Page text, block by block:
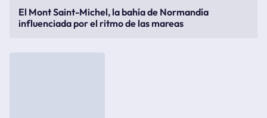
El Mont Saint-Michel, la bahía de Normandía
influenciada por el ritmo de las mareas